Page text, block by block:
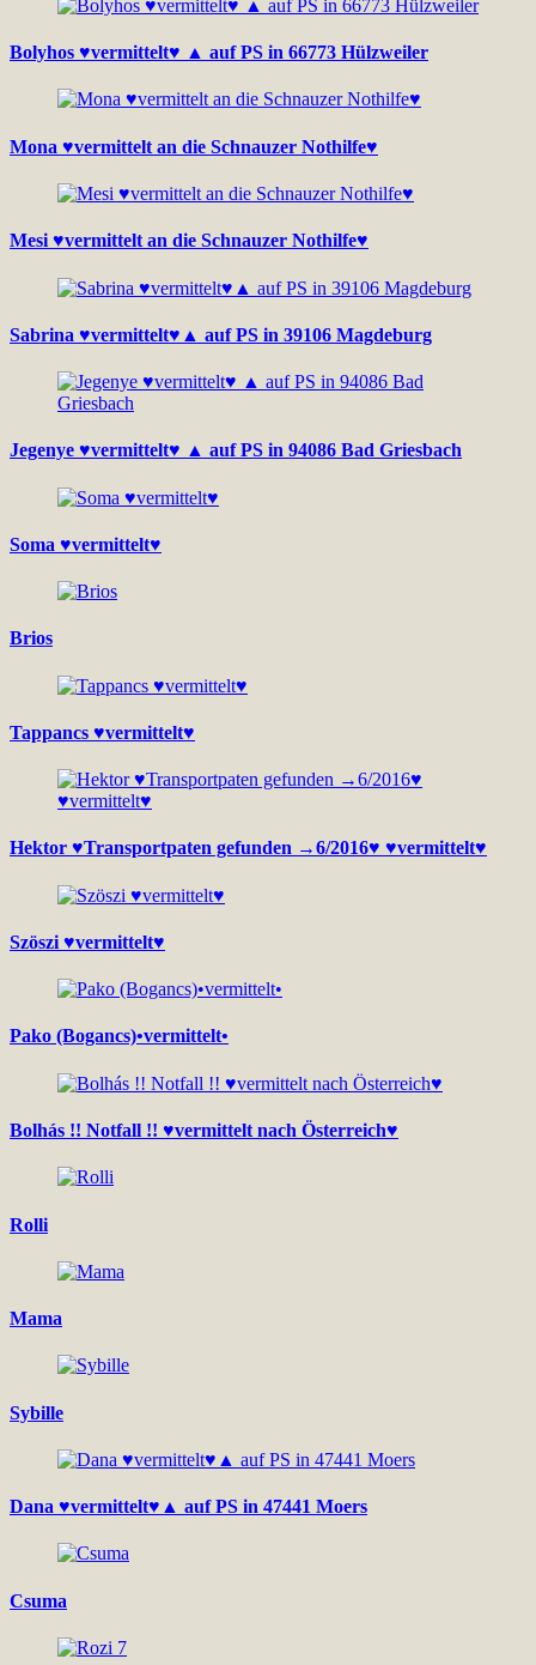
Bolyhos ♥vermittelt♥ ▲ auf PS in 66773 Hülzweiler
Mona ♥vermittelt an die Schnauzer Nothilfe♥
Mesi ♥vermittelt an die Schnauzer Nothilfe♥
Sabrina ♥vermittelt♥▲ auf PS in 39106 Magdeburg
Jegenye ♥vermittelt♥ ▲ auf PS in 94086 Bad Griesbach
Soma ♥vermittelt♥
Brios
Tappancs ♥vermittelt♥
Hektor ♥Transportpaten gefunden →6/2016♥ ♥vermittelt♥
Szöszi ♥vermittelt♥
Pako (Bogancs)•vermittelt•
Bolhás !! Notfall !! ♥vermittelt nach Österreich♥
Rolli
Mama
Sybille
Dana ♥vermittelt♥▲ auf PS in 47441 Moers
Csuma